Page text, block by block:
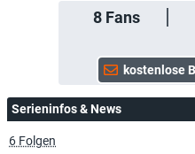
8Fans
Serieninfos & News
6 Folgen